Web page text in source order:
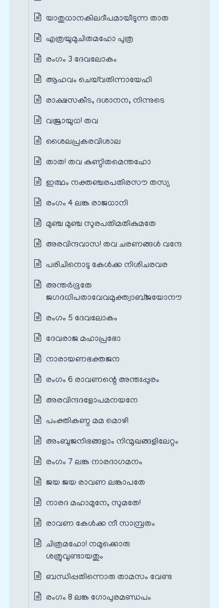
യാതുധാനകിലദീപമായീടുന്ന താത
എത്രയുമുചിതമഹോ പുത്ര
രംഗം 3 ദേവലോകം
ആഹവം ചെയ്‌വതിന്നായേഹി
രാക്ഷസകീട, ദശാനന, നിന്നുടെ
വജ്രായുധ! തവ
ശൈലപ്രകരവിശാല
താത! തവ കുണ്ഠിതമെന്തഹോ
ഇത്ഥം നക്തഞ്ചരപതിരസൗ തസ്യ
രംഗം 4 ലങ്ക രാജധാനി
മുഞ്ച മുഞ്ച സുരപതിമതികുമതേ
അരവിന്ദവാസ! തവ ചരണങ്ങൾ വന്ദേ
പരിചിനൊടു കേൾക്ക നിശിചരവര
അന്തർഭൂതേ
ജഗദധിപതാവേവമുക്ത്വാബ്ജയോനൗ
രംഗം 5 ദേവലോകം
ദേവരാജ മഹാപ്രഭോ
നാരായണഭക്തജന
രംഗം 6 രാവണന്റെ അന്തഃപ്പുരം
അരവിന്ദദളോപമനയനേ
പംക്തികണ്ഠ മമ മൊഴി
അംബുജനിഭങ്ങളാം നിന്മുഖങ്ങളിലേറ്റം
രംഗം 7 ലങ്ക നാരദാഗമനം
ജയ ജയ രാവണ ലങ്കാപതേ
നാരദ മഹാമുനേ, സുമതേ!
രാവണ കേള്‍ക്ക നീ സാമ്പ്രതം
ചിത്രമഹോ! നമുക്കൊരു
ശത്രുവുണ്ടായതും
ബന്ധിപ്പതിന്നൊരു താമസം വേണ്ട
രംഗം 8 ലങ്ക ഗോപുരമണ്ഡപം